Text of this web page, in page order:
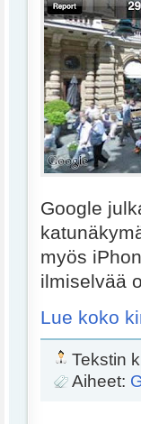
Google
myös
ilmiselvää
Lue koko
Tekstin
Aiheet: